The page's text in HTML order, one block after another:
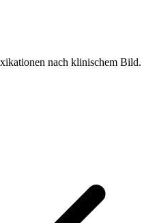
nach klinischem Bild.